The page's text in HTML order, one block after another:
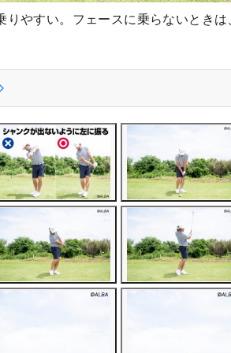
りやすい。フェースに乗らないときは